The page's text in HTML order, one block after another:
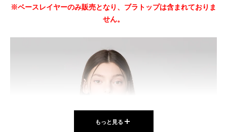
※ベースレイヤーのみ販売となり、ブラトップは含まれておりま
せん。
もっと見る